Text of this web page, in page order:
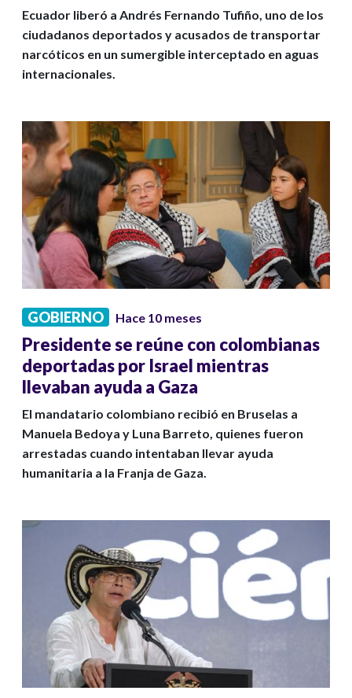
Ecuador liberó a Andrés Fernando Tufiño, uno de los
ciudadanos deportados y acusados de transportar
narcóticos en un sumergible interceptado en aguas
internacionales.
GOBIERNO Hace 10 meses
Presidente se reúne con colombianas
deportadas por Israel mientras
llevaban ayuda a Gaza
El mandatario colombiano recibió en Bruselas a
Manuela Bedoya y Luna Barreto, quienes fueron
arrestadas cuando intentaban llevar ayuda
humanitaria a la Franja de Gaza.